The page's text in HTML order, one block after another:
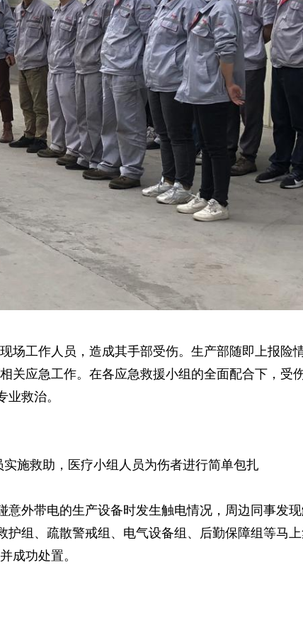
场工作人员，造成其手部受伤。生产部随即上报险
关应急工作。在各应急救援小组的全面配合下，受
救治。
实施救助，医疗小组人员为伤者进行简单包扎
意外带电的生产设备时发生触电情况，周边同事发
护组、疏散警戒组、电气设备组、后勤保障组等马
成功处置。